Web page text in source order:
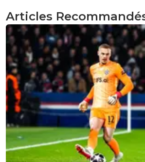
0 + Répondre
villain 27 février 2020 à 22:02 +0
beaucoup de verité dans ce que
beaucoup de francais ne
raconte,benzema l avais bien
influencer par les politiques et
dos une majorité de francais
politiques.
0+ Répondre
chris1111 28 février 2020 à 23:14
Articles